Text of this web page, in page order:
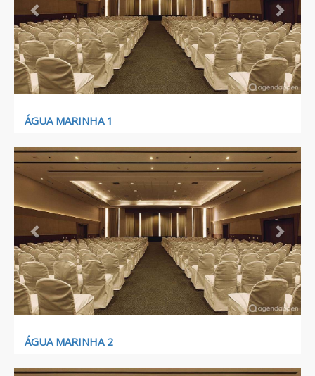
ÁGUA MARINHA 1
Previous Next
ÁGUA MARINHA 2